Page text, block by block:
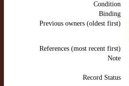
Condition
Binding
Previous owners (oldest first)
References (most recent first)
Note
Record Status